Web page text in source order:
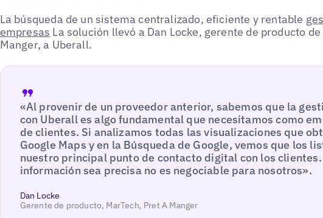
La búsqueda de un sistema centralizado, eficiente y rentable
empresas La solución llevó a Dan Locke, gerente de producto
Manger, a Uberall.
«Al provenir de un proveedor anterior, sabemos que la
con Uberall es algo fundamental que necesitamos como
de clientes. Si analizamos todas las visualizaciones que
Google Maps y en la Búsqueda de Google, vemos que los
nuestro principal punto de contacto digital con los
información sea precisa no es negociable para nosotros».
Dan Locke
Gerente de producto, MarTech, Pret A Manger